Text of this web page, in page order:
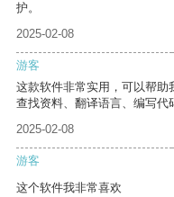
护。
2025-02-08
游客
这款软件非常实用，可以帮
查找资料、翻译语言、编写代
2025-02-08
游客
这个软件我非常喜欢